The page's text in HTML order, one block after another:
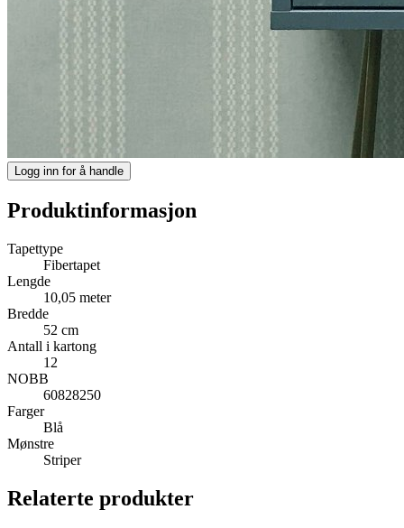
Logg inn for å handle
Produktinformasjon
Tapettype
Fibertapet
Lengde
10,05 meter
Bredde
52 cm
Antall i kartong
12
NOBB
60828250
Farger
Blå
Mønstre
Striper
Relaterte produkter